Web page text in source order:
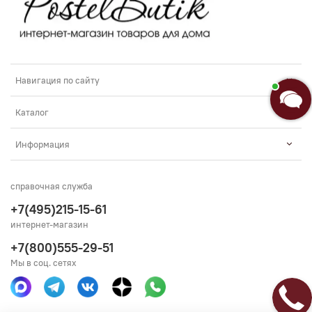
Навигация по сайту
Каталог
Информация
справочная служба
+7(495)215-15-61
интернет-магазин
+7(800)555-29-51
Мы в соц. сетях
Добро пожаловать в «Постель
Бутик»!🌸